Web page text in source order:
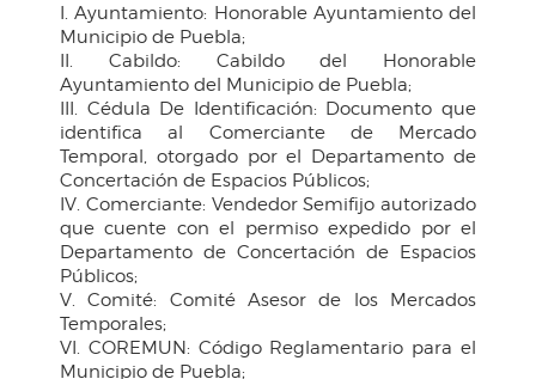
I. Ayuntamiento: Honorable Ayuntamiento del
Municipio de Puebla;
II. Cabildo: Cabildo del Honorable
Ayuntamiento del Municipio de Puebla;
III. Cédula De Identificación: Documento que
identifica al Comerciante de Mercado
Temporal, otorgado por el Departamento de
Concertación de Espacios Públicos;
IV. Comerciante: Vendedor Semifijo autorizado
que cuente con el permiso expedido por el
Departamento de Concertación de Espacios
Públicos;
V. Comité: Comité Asesor de los Mercados
Temporales;
VI. COREMUN: Código Reglamentario para el
Municipio de Puebla;